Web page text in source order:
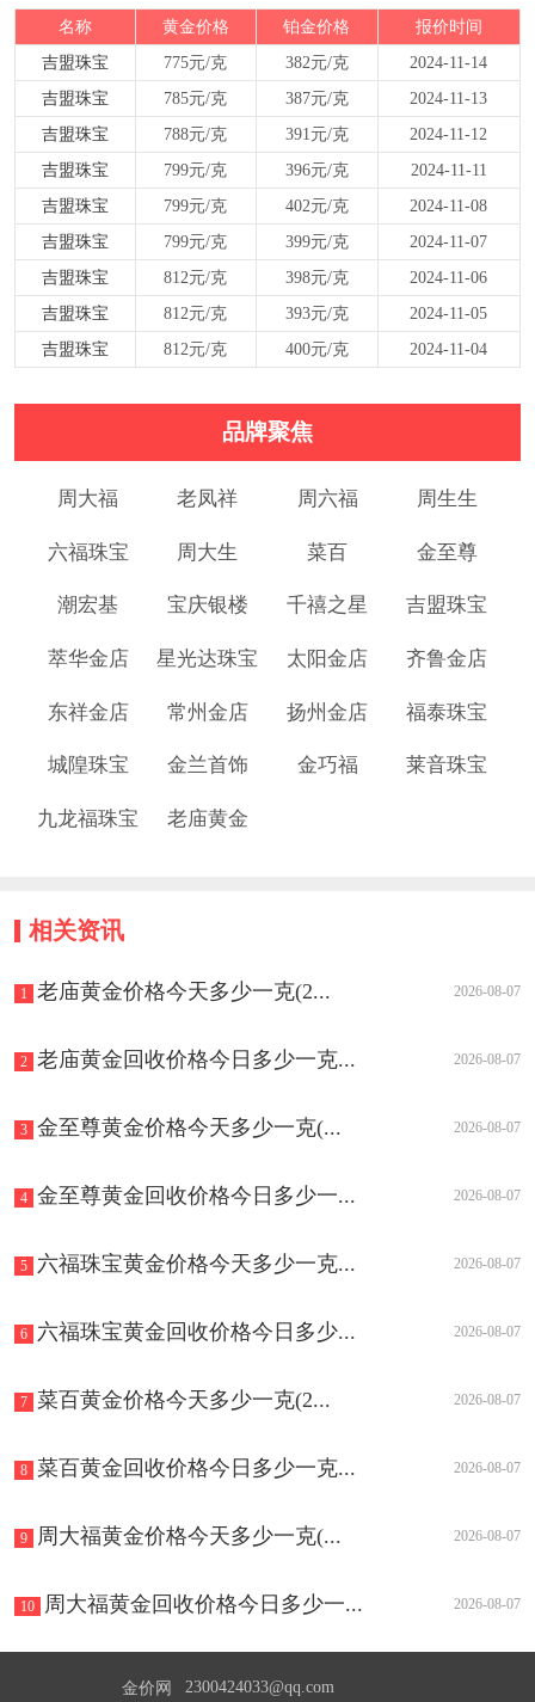
名称 黄金价格 铂金价格
报价时间
吉盟珠宝
775元/克 382元/克
2024-11-14
吉盟珠宝
785元/克 387元/克
2024-11-13
吉盟珠宝
788元/克 391元/克
2024-11-12
吉盟珠宝
799元/克 396元/克
2024-11-11
吉盟珠宝
799元/克 402元/克
2024-11-08
吉盟珠宝
799元/克 399元/克
2024-11-07
吉盟珠宝
812元/克 398元/克
2024-11-06
吉盟珠宝
812元/克 393元/克
2024-11-05
吉盟珠宝
812元/克 400元/克 2024-11-04
品牌聚焦
周大福 老凤祥 周六福 周生生
六福珠宝 周大生 菜百 金至尊
潮宏基 宝庆银楼 千禧之星 吉盟珠宝
萃华金店 星光达珠宝 太阳金店 齐鲁金店
东祥金店 常州金店 扬州金店 福泰珠宝
城隍珠宝 金兰首饰 金巧福 莱音珠宝
九龙福珠宝 老庙黄金
相关资讯
1 老庙黄金价格今天多少一克(2... 2026-08-07
2 老庙黄金回收价格今日多少一克... 2026-08-07
3 金至尊黄金价格今天多少一克(... 2026-08-07
4 金至尊黄金回收价格今日多少一... 2026-08-07
5 六福珠宝黄金价格今天多少一克... 2026-08-07
6 六福珠宝黄金回收价格今日多少... 2026-08-07
7 菜百黄金价格今天多少一克(2... 2026-08-07
8 菜百黄金回收价格今日多少一克... 2026-08-07
9 周大福黄金价格今天多少一克(... 2026-08-07
10 周大福黄金回收价格今日多少一... 2026-08-07
金价网 2300424033@qq.com